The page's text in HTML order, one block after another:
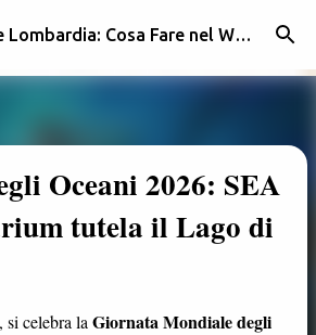
ai contenuti principali Eventi e Sagre Lombardia: Cosa Fare nel Weekend | Weekendidea
Oceani 2026: SEA
tutela il Lago di
celebra la Giornata Mondiale degli